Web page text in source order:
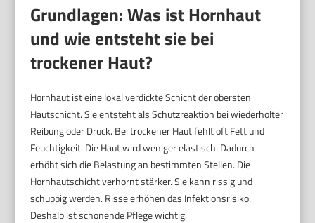
Grundlagen: Was ist Hornhaut
und wie entsteht sie bei
trockener Haut?
Hornhaut ist eine lokal verdickte Schicht der obersten
Hautschicht. Sie entsteht als Schutzreaktion bei wiederholter
Reibung oder Druck. Bei trockener Haut fehlt oft Fett und
Feuchtigkeit. Die Haut wird weniger elastisch. Dadurch
erhöht sich die Belastung an bestimmten Stellen. Die
Hornhautschicht verhornt stärker. Sie kann rissig und
schuppig werden. Risse erhöhen das Infektionsrisiko.
Deshalb ist schonende Pflege wichtig.